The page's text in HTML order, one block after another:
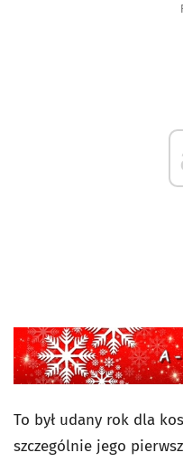
To był udany rok dla
szczególnie jego